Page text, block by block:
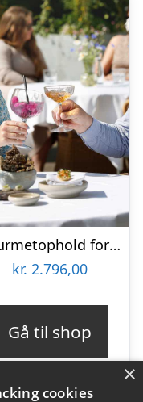
Gourmetophold for 2 på Hotel Thinggaard
kr. 2.796,00
Gå til shop
×
cookies